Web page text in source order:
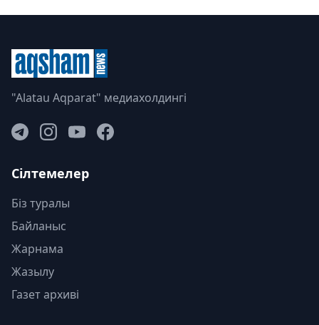
"Alatau Aqparat" медиахолдингі
Сілтемелер
Біз туралы
Байланыс
Жарнама
Жазылу
Газет архиві